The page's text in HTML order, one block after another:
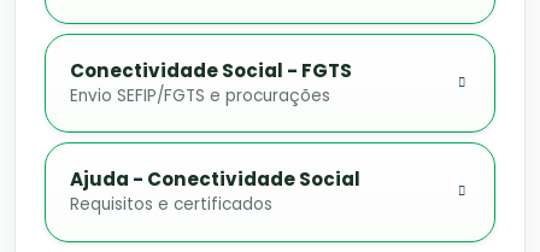
Conectividade Social - FGTS
Envio SEFIP/FGTS e procurações
Ajuda - Conectividade Social
Requisitos e certificados